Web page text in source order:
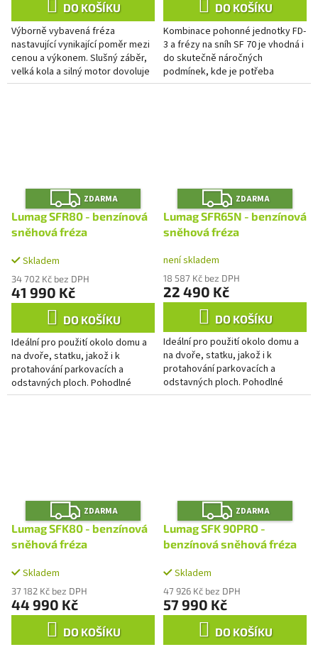
DO KOŠÍKU
Výborně vybavená fréza
nastavující vynikající poměr mezi
cenou a výkonem. Slušný záběr,
velká kola a silný motor dovoluje
mnohem více, než jenom úklid
DO KOŠÍKU
Kombinace pohonné jednotky FD-
3 a frézy na sníh SF 70 je vhodná i
do skutečně náročných
podmínek, kde je potřeba
odhazovat sníh přes vysoké
Z
D
A
R
M
ZDARMA
Lumag SFR80 - benzínová
sněhová fréza
Skladem
34 702 Kč bez DPH
41 990 Kč
DO KOŠÍKU
Ideální pro použití okolo domu a
na dvoře, statku, jakož i k
protahování parkovacích a
odstavných ploch. Pohodlné
spouštění elektrickým startérem.
Z
D
A
R
M
ZDARMA
Lumag SFR65N - benzínová
sněhová fréza
není skladem
18 587 Kč bez DPH
22 490 Kč
DO KOŠÍKU
Ideální pro použití okolo domu a
na dvoře, statku, jakož i k
protahování parkovacích a
odstavných ploch. Pohodlné
spouštění elektrickým startérem.
Z
D
A
R
M
ZDARMA
Lumag SFK80 - benzínová
sněhová fréza
Skladem
37 182 Kč bez DPH
44 990 Kč
DO KOŠÍKU
Z
D
A
R
M
ZDARMA
Lumag SFK 90PRO -
benzínová sněhová fréza
Skladem
47 926 Kč bez DPH
57 990 Kč
DO KOŠÍKU